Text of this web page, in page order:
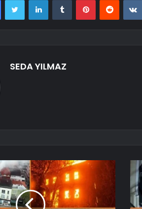
SEDA YILMAZ